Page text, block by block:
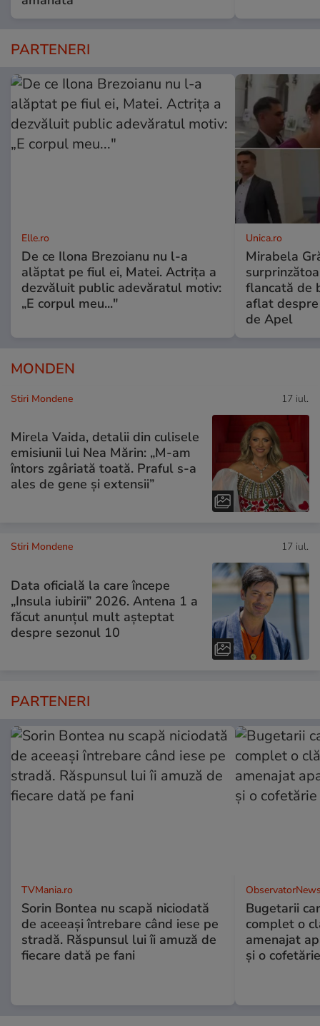
PARTENERI
Elle.ro
De ce Ilona Brezoianu nu l-a
alăptat pe fiul ei, Matei. Actrița a
dezvăluit public adevăratul motiv:
„E corpul meu..."
Unica.ro
Mirabela
flancată de
aflat
de Apel
MONDEN
Stiri Mondene 17 iul.
Mirela Vaida, detalii din culisele
emisiunii lui Nea Mărin: „M-am
întors zgâriată toată. Praful s-a
ales de gene și extensii”
Stiri Mondene 17 iul.
Data oficială la care începe
„Insula iubirii” 2026. Antena 1 a
făcut anunțul mult așteptat
despre sezonul 10
PARTENERI
TVMania.ro
Sorin Bontea nu scapă niciodată
de aceeași întrebare când iese pe
stradă. Răspunsul lui îi amuză de
fiecare dată pe fani
Bugetarii
complet o
amenajat
și o cofetărie